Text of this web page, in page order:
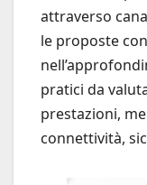
attraverso
le proposte
pratici da
prestazioni,
connettività,